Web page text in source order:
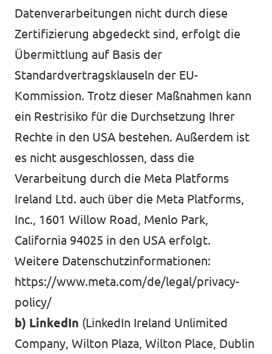
Datenverarbeitungen nicht durch diese
Zertifizierung abgedeckt sind, erfolgt die
Übermittlung auf Basis der
Standardvertragsklauseln der EU-
Kommission. Trotz dieser Maßnahmen kann
ein Restrisiko für die Durchsetzung Ihrer
Rechte in den USA bestehen. Außerdem ist
es nicht ausgeschlossen, dass die
Verarbeitung durch die Meta Platforms
Ireland Ltd. auch über die Meta Platforms,
Inc., 1601 Willow Road, Menlo Park,
California 94025 in den USA erfolgt.
Weitere Datenschutzinformationen:
https://www.meta.com/de/legal/privacy-
policy/
b) LinkedIn (LinkedIn Ireland Unlimited
Company, Wilton Plaza, Wilton Place, Dublin